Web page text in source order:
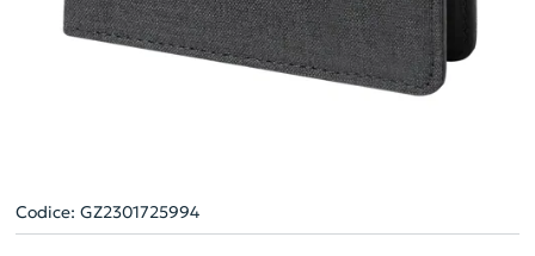
Codice: GZ2301725994